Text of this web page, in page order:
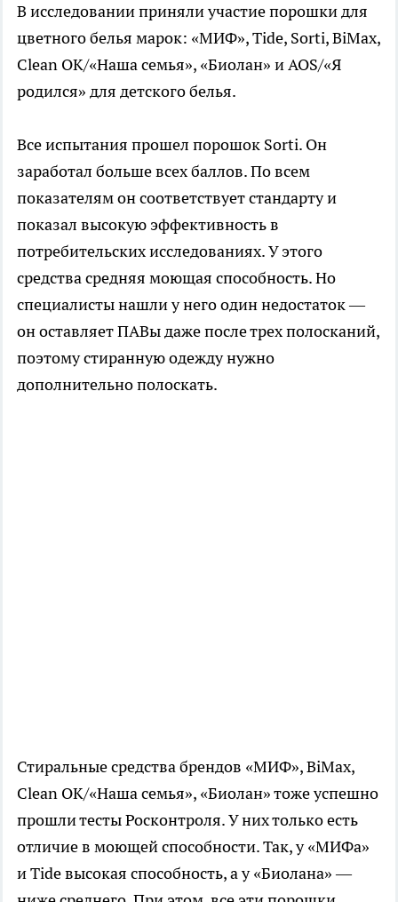
В исследовании приняли участие порошки для
цветного белья марок: «МИФ», Tide, Sorti, BiMax,
Clean OK/«Наша семья», «Биолан» и AOS/«Я
родился» для детского белья.
Все испытания прошел порошок Sorti. Он
заработал больше всех баллов. По всем
показателям он соответствует стандарту и
показал высокую эффективность в
потребительских исследованиях. У этого
средства средняя моющая способность. Но
специалисты нашли у него один недостаток —
он оставляет ПАВы даже после трех полосканий,
поэтому стиранную одежду нужно
дополнительно полоскать.
Стиральные средства брендов «МИФ», BiMax,
Clean OK/«Наша семья», «Биолан» тоже успешно
прошли тесты Росконтроля. У них только есть
отличие в моющей способности. Так, у «МИФа»
и Tide высокая способность, а у «Биолана» —